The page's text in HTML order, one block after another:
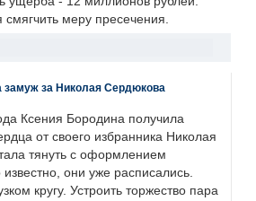
смягчить меру пресечения.
за Николая Сердюкова
Ксения Бородина получила
от своего избранника Николая
тянуть с оформлением
они уже расписались.
кругу. Устроить торжество пара